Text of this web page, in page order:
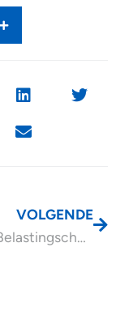
VOLGENDE
Belastingschulden corona nog € 9,6 miljard